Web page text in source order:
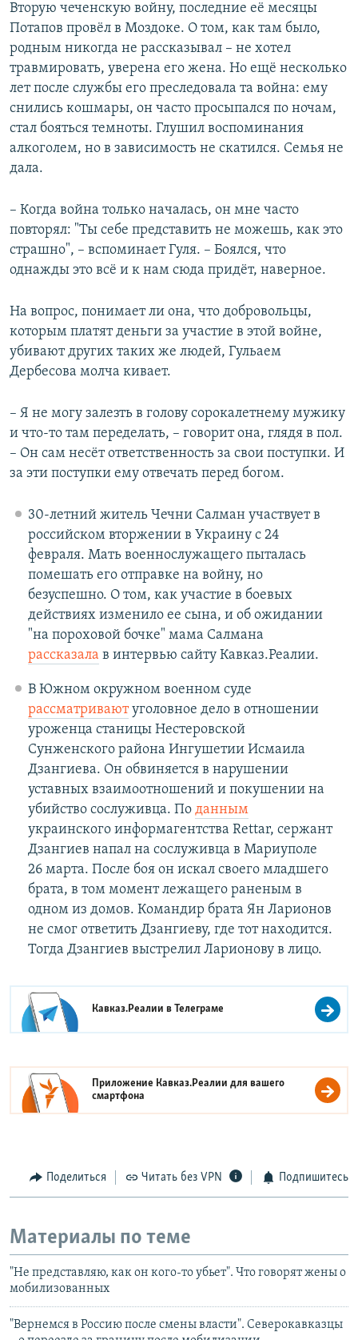
Вторую чеченскую войну, последние её месяцы
Потапов провёл в Моздоке. О том, как там было,
родным никогда не рассказывал – не хотел
травмировать, уверена его жена. Но ещё несколько
лет после службы его преследовала та война: ему
снились кошмары, он часто просыпался по ночам,
стал бояться темноты. Глушил воспоминания
алкоголем, но в зависимость не скатился. Семья не
дала.
– Когда война только началась, он мне часто
повторял: "Ты себе представить не можешь, как это
страшно", – вспоминает Гуля. – Боялся, что
однажды это всё и к нам сюда придёт, наверное.
На вопрос, понимает ли она, что добровольцы,
которым платят деньги за участие в этой войне,
убивают других таких же людей, Гульаем
Дербесова молча кивает.
– Я не могу залезть в голову сорокалетнему мужику
и что-то там переделать, – говорит она, глядя в пол.
– Он сам несёт ответственность за свои поступки. И
за эти поступки ему отвечать перед богом.
30-летний житель Чечни Салман участвует в
российском вторжении в Украину с 24
февраля. Мать военнослужащего пыталась
помешать его отправке на войну, но
безуспешно. О том, как участие в боевых
действиях изменило ее сына, и об ожидании
"на пороховой бочке" мама Салмана
рассказала в интервью сайту Кавказ.Реалии.
В Южном окружном военном суде
рассматриваютуголовное дело в отношении
уроженца станицы Нестеровской
Сунженского района Ингушетии Исмаила
Дзангиева. Он обвиняется в нарушении
уставных взаимоотношений и покушении на
убийство сослуживца. По данным
украинского информагентства Rettar, сержант
Дзангиев напал на сослуживца в Мариуполе
26 марта. После боя он искал своего младшего
брата, в том момент лежащего раненым в
одном из домов. Командир брата Ян Ларионов
не смог ответить Дзангиеву, где тот находится.
Тогда Дзангиев выстрелил Ларионову в лицо.
Кавказ.Реалии вТелеграме
Приложение Кавказ.Реалии для вашего
смартфона
Поделиться Читать без VPN Подпишитесь
Материалы по теме
"Не представляю, как он кого-то убьет". Что говорят жены о
мобилизованных
"Вернемся в Россию после смены власти". Северокавказцы